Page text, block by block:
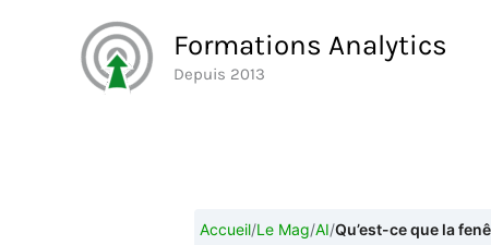
Formations Analytics
Depuis 2013
Accueil/Le Mag/AI/Qu’est-ce que la